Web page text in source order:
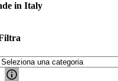
in Italy